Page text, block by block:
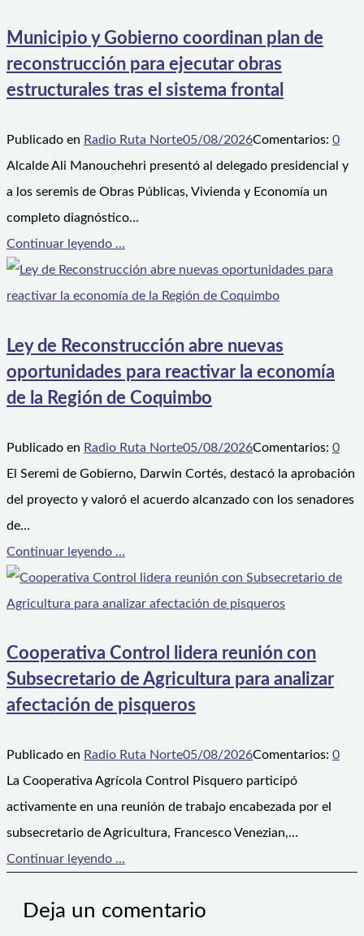
Municipio y Gobierno coordinan plan de
reconstrucción para ejecutar obras
estructurales tras el sistema frontal
Publicado en Radio Ruta Norte05/08/2026Comentarios: 0
Alcalde Ali Manouchehri presentó al delegado presidencial y
a los seremis de Obras Públicas, Vivienda y Economía un
completo diagnóstico…
Continuar leyendo ...
Ley de Reconstrucción abre nuevas
oportunidades para reactivar la economía
de la Región de Coquimbo
Publicado en Radio Ruta Norte05/08/2026Comentarios: 0
El Seremi de Gobierno, Darwin Cortés, destacó la aprobación
del proyecto y valoró el acuerdo alcanzado con los senadores
de…
Continuar leyendo ...
Cooperativa Control lidera reunión con
Subsecretario de Agricultura para analizar
afectación de pisqueros
Publicado en Radio Ruta Norte05/08/2026Comentarios: 0
La Cooperativa Agrícola Control Pisquero participó
activamente en una reunión de trabajo encabezada por el
subsecretario de Agricultura, Francesco Venezian,…
Continuar leyendo ...
Deja un comentario